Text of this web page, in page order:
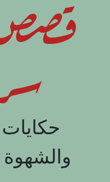
قصص
والشهوة